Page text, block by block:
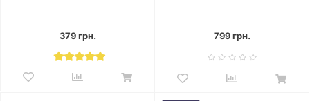
379 грн. 799 грн.